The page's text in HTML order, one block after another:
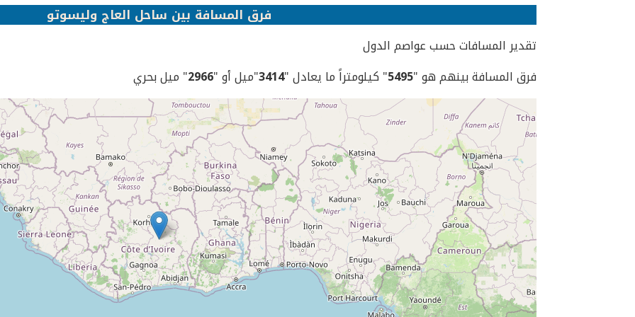
فرق المسافة بين ساحل العاج وليسوتو
تقدير المسافات حسب عواصم الدول
فرق المسافة بينهم هو "5495" كيلومتراً ما يعادل "3414"ميل أو "2966" ميل بحري